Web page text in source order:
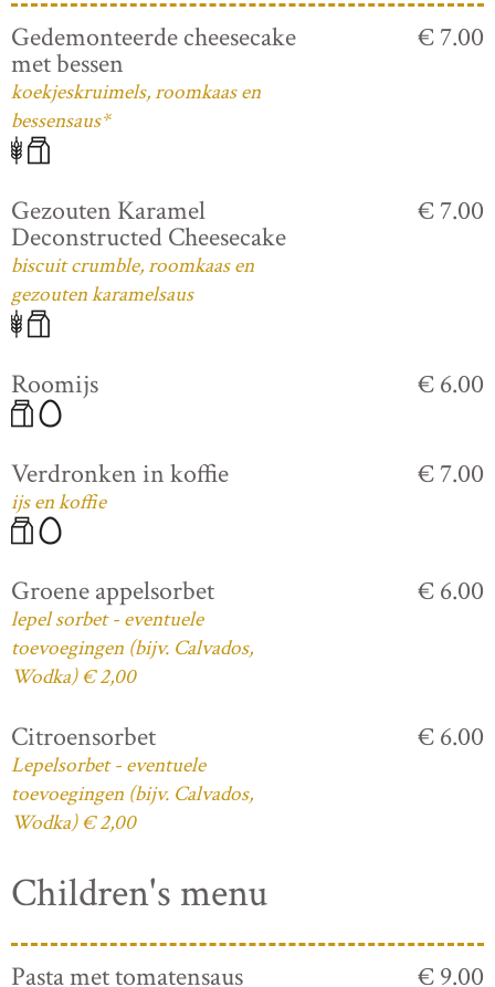
Gedemonteerde cheesecake
met bessen
koekjeskruimels, roomkaas en
bessensaus*
€ 7.00
Gezouten Karamel
Deconstructed Cheesecake
biscuit crumble, roomkaas en
gezouten karamelsaus
€ 7.00
Roomijs € 6.00
Verdronken in koffie
ijs en koffie
€ 7.00
Groene appelsorbet
lepel sorbet - eventuele
toevoegingen (bijv. Calvados,
Wodka) € 2,00
€ 6.00
Citroensorbet
Lepelsorbet - eventuele
toevoegingen (bijv. Calvados,
Wodka) € 2,00
€ 6.00
Children's menu
Pasta met tomatensaus € 9.00